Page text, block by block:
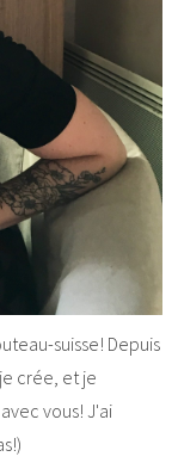
suisse! Depuis
crée, et je
vous! J'ai